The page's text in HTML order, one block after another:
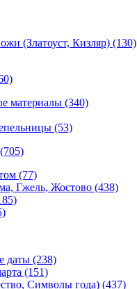
(Златоуст, Кизляр) (130)
материалы (340)
(53)
(705)
(77)
Гжель, Жостово (438)
даты (238)
(151)
Символы года) (437)